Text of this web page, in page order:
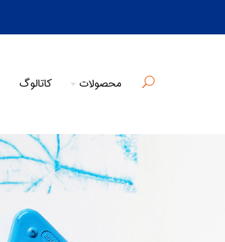
محصولات کاتالوگ